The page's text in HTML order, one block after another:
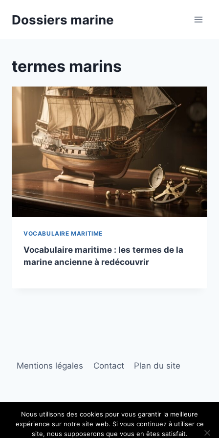
Dossiers marine
termes marins
VOCABULAIRE MARITIME
Vocabulaire maritime : les termes de la
marine ancienne à redécouvrir
Mentions légales Contact Plan du site
© 2026 Dossiers marine
Nous utilisons des cookies pour vous garantir la meilleure
expérience sur notre site web. Si vous continuez à utiliser ce
site, nous supposerons que vous en êtes satisfait.